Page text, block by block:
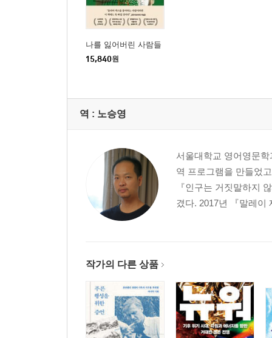
나를 잃어버린 사람들
15,840원
역 : 노승영
서울대학교 영어영문
역 프로그램을 만들었
『인구는 거짓말하지
겼다. 2017년 『말레이
작가의 다른 상품